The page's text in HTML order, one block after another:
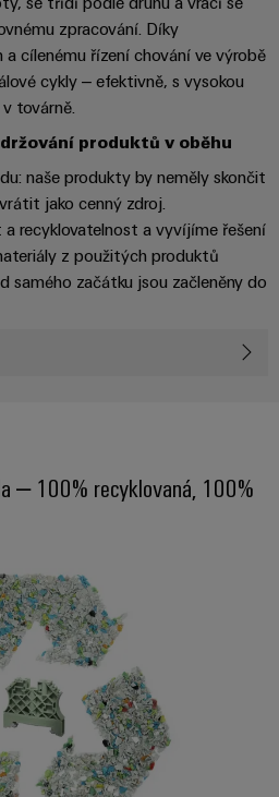
zpracování. Díky
cílenému řízení chování ve výrobě
cykly – efektivně, s vysokou
továrně.
produktů v oběhu
naše produkty by neměly skončit
jako cenný zdroj.
recyklovatelnost a vyvíjíme řešení
z použitých produktů
začátku jsou začleněny do
– 100% recyklovaná, 100%